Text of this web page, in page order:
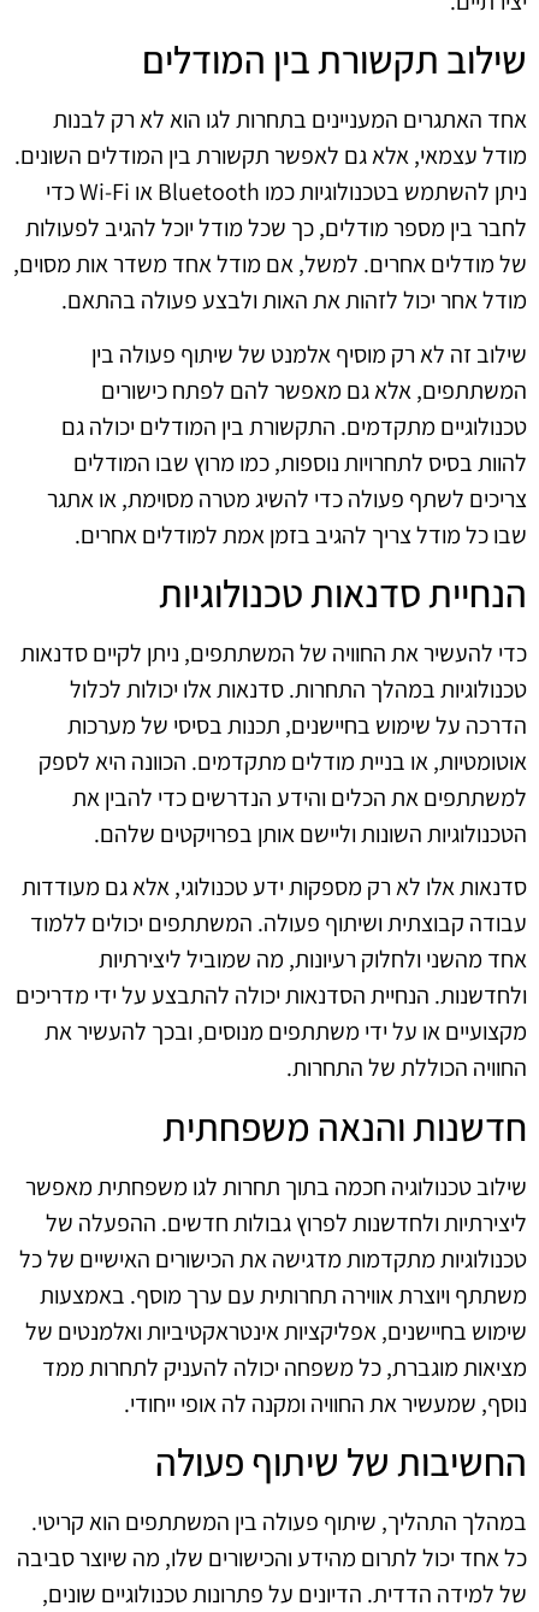
שילוב תקשורת בין המודלים
אחד האתגרים המעניינים בתחרות לגו הוא לא רק לבנות
מודל עצמאי, אלא גם לאפשר תקשורת בין המודלים השונים.
ניתן להשתמש בטכנולוגיות כמו Bluetooth או Wi-Fi כדי
לחבר בין מספר מודלים, כך שכל מודל יוכל להגיב לפעולות
של מודלים אחרים. למשל, אם מודל אחד משדר אות מסוים,
מודל אחר יכול לזהות את האות ולבצע פעולה בהתאם.
שילוב זה לא רק מוסיף אלמנט של שיתוף פעולה בין
המשתתפים, אלא גם מאפשר להם לפתח כישורים
טכנולוגיים מתקדמים. התקשורת בין המודלים יכולה גם
להוות בסיס לתחרויות נוספות, כמו מרוץ שבו המודלים
צריכים לשתף פעולה כדי להשיג מטרה מסוימת, או אתגר
שבו כל מודל צריך להגיב בזמן אמת למודלים אחרים.
הנחיית סדנאות טכנולוגיות
כדי להעשיר את החוויה של המשתתפים, ניתן לקיים סדנאות
טכנולוגיות במהלך התחרות. סדנאות אלו יכולות לכלול
הדרכה על שימוש בחיישנים, תכנות בסיסי של מערכות
אוטומטיות, או בניית מודלים מתקדמים. הכוונה היא לספק
למשתתפים את הכלים והידע הנדרשים כדי להבין את
הטכנולוגיות השונות וליישם אותן בפרויקטים שלהם.
סדנאות אלו לא רק מספקות ידע טכנולוגי, אלא גם מעודדות
עבודה קבוצתית ושיתוף פעולה. המשתתפים יכולים ללמוד
אחד מהשני ולחלוק רעיונות, מה שמוביל ליצירתיות
ולחדשנות. הנחיית הסדנאות יכולה להתבצע על ידי מדריכים
מקצועיים או על ידי משתתפים מנוסים, ובכך להעשיר את
החוויה הכוללת של התחרות.
חדשנות והנאה משפחתית
שילוב טכנולוגיה חכמה בתוך תחרות לגו משפחתית מאפשר
ליצירתיות ולחדשנות לפרוץ גבולות חדשים. ההפעלה של
טכנולוגיות מתקדמות מדגישה את הכישורים האישיים של כל
משתתף ויוצרת אווירה תחרותית עם ערך מוסף. באמצעות
שימוש בחיישנים, אפליקציות אינטראקטיביות ואלמנטים של
מציאות מוגברת, כל משפחה יכולה להעניק לתחרות ממד
נוסף, שמעשיר את החוויה ומקנה לה אופי ייחודי.
החשיבות של שיתוף פעולה
במהלך התהליך, שיתוף פעולה בין המשתתפים הוא קריטי.
כל אחד יכול לתרום מהידע והכישורים שלו, מה שיוצר סביבה
של למידה הדדית. הדיונים על פתרונות טכנולוגיים שונים,